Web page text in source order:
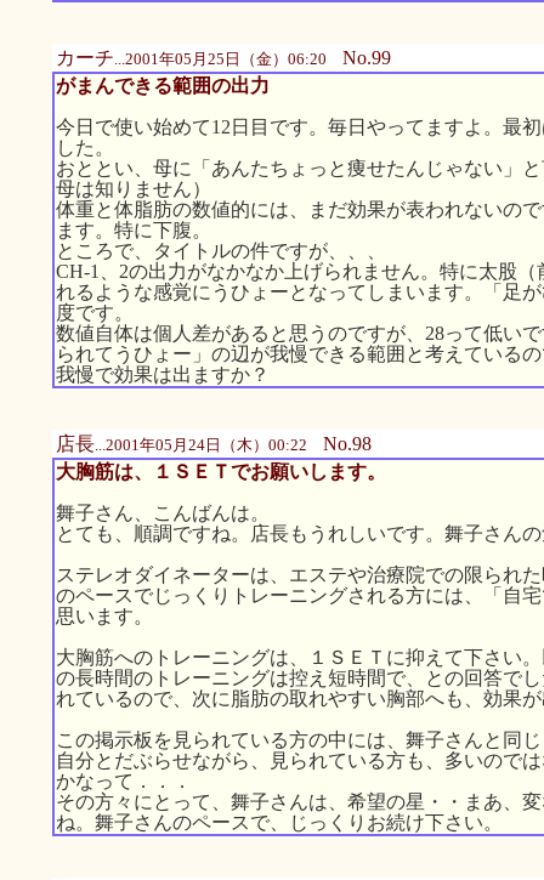
カーチ...2001年05月25日（金）06:20 No.99
がまんできる範囲の出力
今日で使い始めて12日目です。毎日やってますよ。最
した。
おととい、母に「あんたちょっと痩せたんじゃない」
母は知りません）
体重と体脂肪の数値的には、まだ効果が表われないの
ます。特に下腹。
ところで、タイトルの件ですが、、、
CH-1、2の出力がなかなか上げられません。特に太股
れるような感覚にうひょーとなってしまいます。「足
度です。
数値自体は個人差があると思うのですが、28って低い
られてうひょー」の辺が我慢できる範囲と考えている
我慢で効果は出ますか？
店長...2001年05月24日（木）00:22 No.98
大胸筋は、１ＳＥＴでお願いします。
舞子さん、こんばんは。
とても、順調ですね。店長もうれしいです。舞子さん
ステレオダイネーターは、エステや治療院での限られ
のペースでじっくりトレーニングされる方には、「自
思います。
大胸筋へのトレーニングは、１ＳＥＴに抑えて下さい
の長時間のトレーニングは控え短時間で、との回答で
れているので、次に脂肪の取れやすい胸部へも、効果
この掲示板を見られている方の中には、舞子さんと同
自分とだぶらせながら、見られている方も、多いので
かなって．．．
その方々にとって、舞子さんは、希望の星・・まあ、
ね。舞子さんのペースで、じっくりお続け下さい。